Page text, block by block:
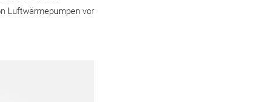
Luftwärmepumpen vor